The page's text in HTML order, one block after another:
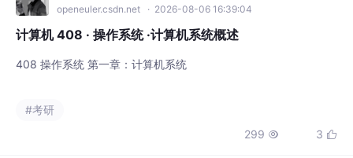
openeuler.csdn.net · 2026-08-06 16:39:04
计算机 408 · 操作系统 ·计算机系统概述
408 操作系统 第一章：计算机系统
#考研
299  3 